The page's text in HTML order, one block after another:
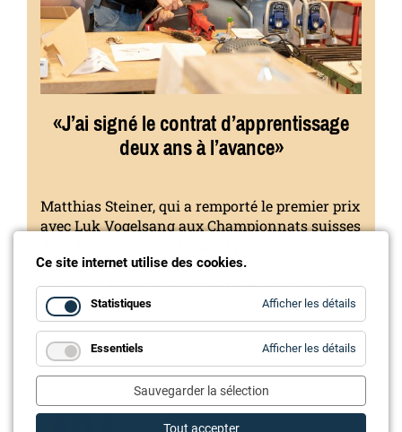
«J’ai signé le contrat d’apprentissage
deux ans à l’avance»
Matthias Steiner, qui a remporté le premier prix
avec Luk Vogelsang aux Championnats suisses
cadre de l’Olma est un futur installateur
sanitaire. Le jeune homme de 18 ans nous
raconte ce qui le fascine dans ce métier.
Ce site internet utilise des cookies.
Statistiques Afficher les détails
Essentiels Afficher les détails
Sauvegarder la sélection
Tout accepter